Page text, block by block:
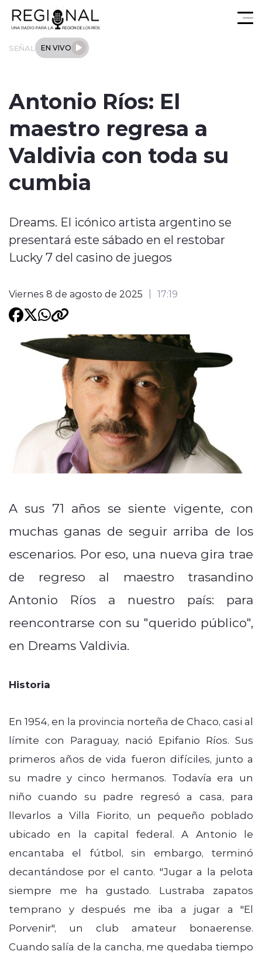
SEÑAL EN VIVO
Regional
Tendencias
Deportes
Entrevistas
modo claro
Antonio Ríos: El
maestro regresa a
Valdivia con toda su
cumbia
Dreams. El icónico artista argentino se
presentará este sábado en el restobar
Lucky 7 del casino de juegos
Viernes 8 de agosto de 2025 17:19
A sus 71 años se siente vigente, con
muchas ganas de seguir arriba de los
escenarios. Por eso, una nueva gira trae
de regreso al maestro trasandino
Antonio Ríos a nuestro país: para
reencontrarse con su "querido público",
en Dreams Valdivia.
Historia
En 1954, en la provincia norteña de Chaco, casi al
límite con Paraguay, nació Epifanio Ríos. Sus
primeros años de vida fueron difíciles, junto a
su madre y cinco hermanos. Todavía era un
niño cuando su padre regresó a casa, para
llevarlos a Villa Fiorito, un pequeño poblado
ubicado en la capital federal. A Antonio le
encantaba el fútbol, sin embargo, terminó
decantándose por el canto. "Jugar a la pelota
siempre me ha gustado. Lustraba zapatos
temprano y después me iba a jugar a "El
Porvenir", un club amateur bonaerense.
Cuando salía de la cancha, me quedaba tiempo